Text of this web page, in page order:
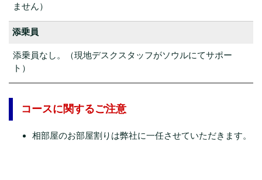
ません）
添乗員
添乗員なし。（現地デスクスタッフがソウルにてサポー
ト）
コースに関するご注意
相部屋のお部屋割りは弊社に一任させていただきます。